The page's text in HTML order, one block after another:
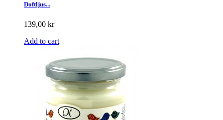
Doftljus...
139,00 kr
Add to cart